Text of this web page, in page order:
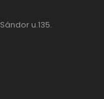
u.135.